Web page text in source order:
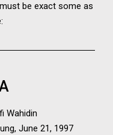
be exact some as
Wahidin
June 21, 1997